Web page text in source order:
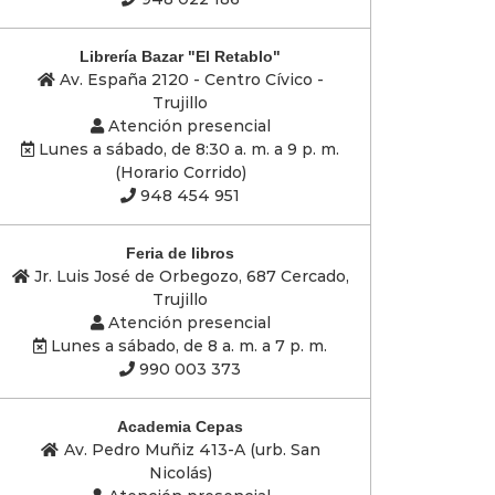
Librería Bazar "El Retablo"
Av. España 2120 - Centro Cívico -
Trujillo
Atención presencial
Lunes a sábado, de 8:30 a. m. a 9 p. m.
(Horario Corrido)
948 454 951
Feria de libros
Jr. Luis José de Orbegozo, 687 Cercado,
Trujillo
Atención presencial
Lunes a sábado, de 8 a. m. a 7 p. m.
990 003 373
Academia Cepas
Av. Pedro Muñiz 413-A (urb. San
Nicolás)